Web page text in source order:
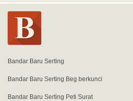
Bandar Baru Serting
Bandar Baru Serting Beg berkunci
Bandar Baru Serting Peti Surat